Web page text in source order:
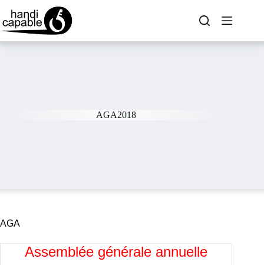
AGA2018
AGA
Assemblée générale annuelle